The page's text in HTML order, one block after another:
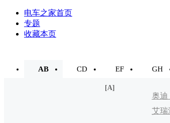
电车之家首页
专题
收藏本页
AB CD EF GH
[A]
奥迪
e-tron
艾瑞